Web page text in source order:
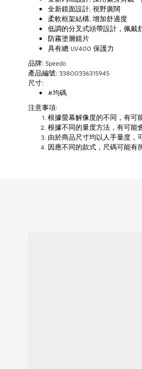
全新鏡面設計, 視野廣闊
柔軟框架結構, 增加舒適度
低調的分叉式頭帶設計，佩戴
防霧塗層鏡片
具有總 UV400 保護力
品牌: Speedo
產品編號: 33800336315945
尺寸:
#均碼
注意事項:
根據螢幕解像度的不同，有可
根據不同的量度方法，有可能
由於商品尺寸均以人手量度，
因應不同的款式，尺碼可能有